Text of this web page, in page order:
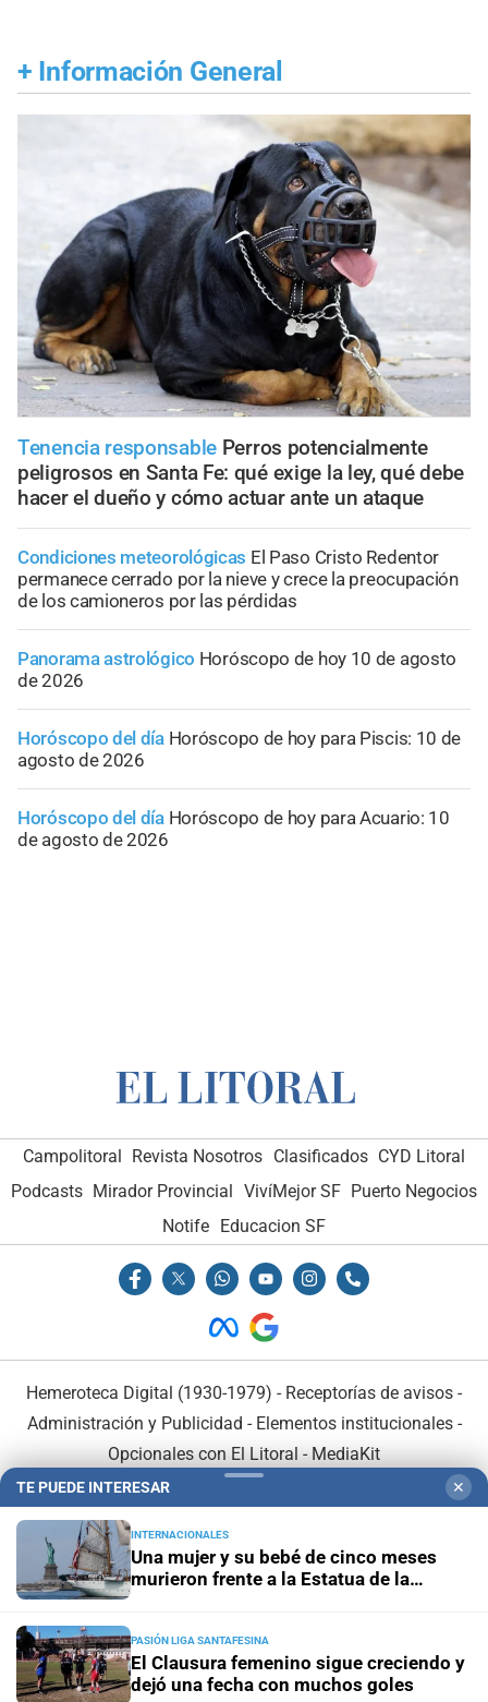
+ Información General
Tenencia responsable Perros potencialmente
peligrosos en Santa Fe: qué exige la ley, qué debe
hacer el dueño y cómo actuar ante un ataque
Condiciones meteorológicas El Paso Cristo Redentor
permanece cerrado por la nieve y crece la preocupación
de los camioneros por las pérdidas
Panorama astrológico Horóscopo de hoy 10 de agosto
de 2026
Horóscopo del día Horóscopo de hoy para Piscis: 10 de
agosto de 2026
Horóscopo del día Horóscopo de hoy para Acuario: 10
de agosto de 2026
Campolitoral Revista Nosotros Clasificados CYD Litoral
Podcasts Mirador Provincial VivíMejor SF Puerto Negocios
Notife Educacion SF
Hemeroteca Digital (1930-1979) - Receptorías de avisos -
Administración y Publicidad - Elementos institucionales-
Opcionales con El Litoral - MediaKit
En Asociación con:
TE PUEDE INTERESAR ✕
INTERNACIONALES
Una mujer y su bebé de cinco meses
murieron frente a la Estatua de la
PASIÓN LIGA SANTAFESINA
El Clausura femenino sigue creciendo y
dejó una fecha con muchos goles